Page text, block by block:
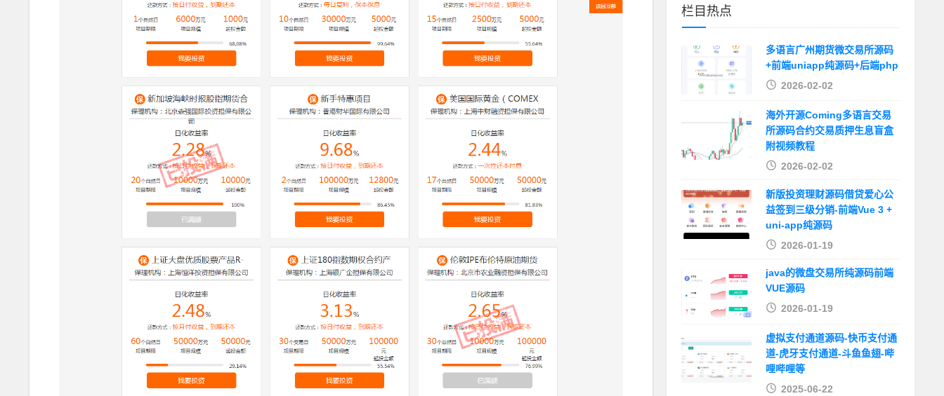
栏目热点
多语言广州期货微交易所源码
+前端uniapp纯源码+后端php
2026-02-02
海外开源Coming多语言交易
所源码合约交易质押生息盲盒
附视频教程
2026-02-02
新版投资理财源码借贷爱心公
益签到三级分销-前端Vue 3 +
uni-app纯源码
2026-01-19
java的微盘交易所纯源码前端
VUE源码
2026-01-19
虚拟支付通道源码-快币支付通
道-虎牙支付通道-斗鱼鱼翅-哔
哩哔哩等
2025-06-22